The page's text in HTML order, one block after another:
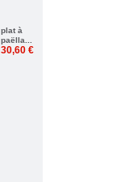
plat à
paëlla...
30,60 €